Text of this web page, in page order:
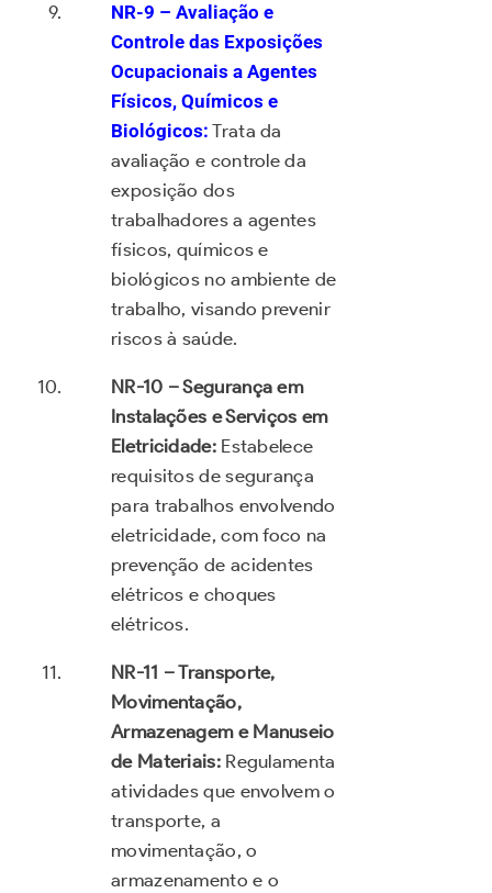
NR-9 – Avaliação e
Controle das Exposições
Ocupacionais a Agentes
Físicos, Químicos e
Biológicos: Trata da
avaliação e controle da
exposição dos
trabalhadores a agentes
físicos, químicos e
biológicos no ambiente de
trabalho, visando prevenir
riscos à saúde.
NR-10 – Segurança em
Instalações e Serviços em
Eletricidade:Estabelece
requisitos de segurança
para trabalhos envolvendo
eletricidade, com foco na
prevenção de acidentes
elétricos e choques
elétricos.
NR-11 – Transporte,
Movimentação,
Armazenagem e Manuseio
de Materiais:Regulamenta
atividades que envolvem o
transporte, a
movimentação, o
armazenamento e o